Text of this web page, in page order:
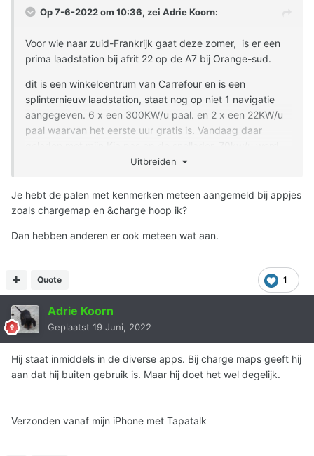
Op 7-6-2022 om 10:36, zei Adrie Koorn:
Voor wie naar zuid-Frankrijk gaat deze zomer, is er een
prima laadstation bij afrit 22 op de A7 bij Orange-sud.
dit is een winkelcentrum van Carrefour en is een
splinternieuw laadstation, staat nog op niet 1 navigatie
aangegeven. 6 x een 300KW/u paal. en 2 x een 22KW/u
paal waarvan het eerste uur gratis is. Vandaag daar
weer moeiteloos gehaald. Er werd nog aan gewerkt en
het is een eigenmerk station van Carrefour en het zijn
palen van Van Alfen.
eerst de aanwijzingen op het display volgen, dan de
was wat verwarrend maar de FR/Eng/Ned pratende
monteur heeft ons vriendelijk geholpen. Laadpas voor de
QR reader en niet voor de betaalpasreader
Uitbreiden
Je hebt de palen met kenmerken meteen aangemeld bij appjes
zoals chargemap en &charge hoop ik?
Dan hebben anderen er ook meteen wat aan.
1
Quote
Adrie Koorn
Geplaatst 19 Juni, 2022
Hij staat inmiddels in de diverse apps. Bij charge maps geeft hij
aan dat hij buiten gebruik is. Maar hij doet het wel degelijk.
Verzonden vanaf mijn iPhone met Tapatalk